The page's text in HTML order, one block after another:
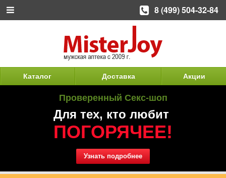
Каталог Доставка Акции
Проверенный Секс-шоп
Для тех, кто любит
ПОГОРЯЧЕЕ!
Узнать подробнее
8 (499) 504-32-84